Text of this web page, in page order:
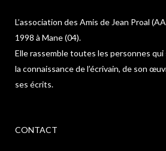
L’association des Amis de Jean Proal
1998 à Mane (04).
Elle rassemble toutes les personnes
la connaissance de l’écrivain, de son
ses écrits.
CONTACT